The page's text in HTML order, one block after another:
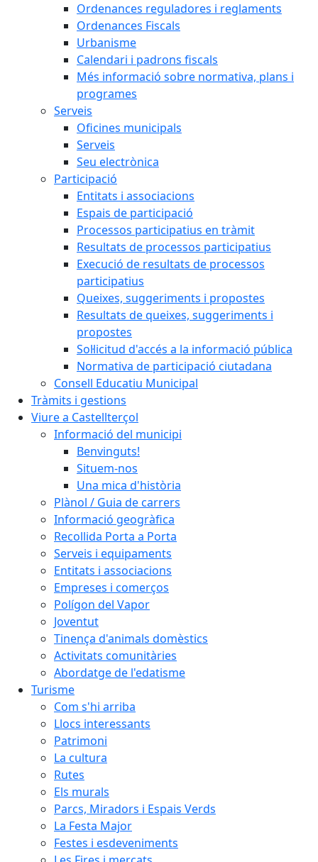
Ordenances reguladores i reglaments
Ordenances Fiscals
Urbanisme
Calendari i padrons fiscals
Més informació sobre normativa, plans i
programes
Serveis
Oficines municipals
Serveis
Seu electrònica
Participació
Entitats i associacions
Espais de participació
Processos participatius en tràmit
Resultats de processos participatius
Execució de resultats de processos
participatius
Queixes, suggeriments i propostes
Resultats de queixes, suggeriments i
propostes
Sol·licitud d'accés a la informació pública
Normativa de participació ciutadana
Consell Educatiu Municipal
Tràmits i gestions
Viure a Castellterçol
Informació del municipi
Benvinguts!
Situem-nos
Una mica d'història
Plànol / Guia de carrers
Informació geogràfica
Recollida Porta a Porta
Serveis i equipaments
Entitats i associacions
Empreses i comerços
Polígon del Vapor
Joventut
Tinença d'animals domèstics
Activitats comunitàries
Abordatge de l'edatisme
Turisme
Com s'hi arriba
Llocs interessants
Patrimoni
La cultura
Rutes
Els murals
Parcs, Miradors i Espais Verds
La Festa Major
Festes i esdeveniments